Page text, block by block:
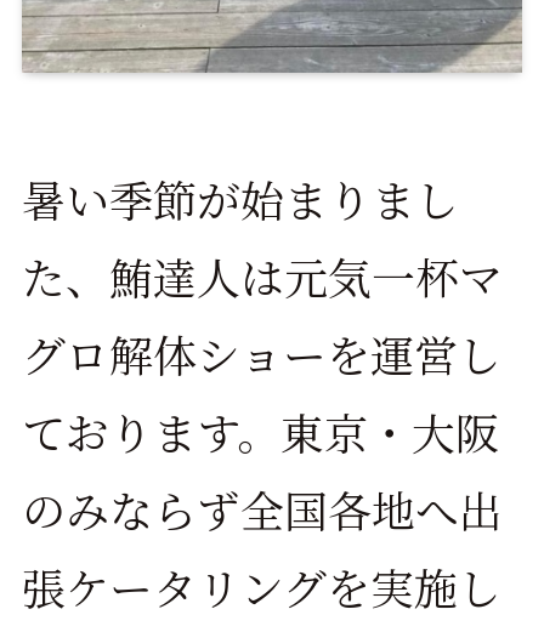
暑い季節が始まりまし
た、鮪達人は元気一杯マ
グロ解体ショーを運営し
ております。東京・大阪
のみならず全国各地へ出
張ケータリングを実施し